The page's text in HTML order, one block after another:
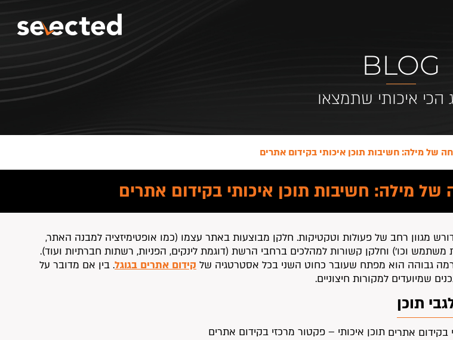
BLOG
הכי איכותי שתמצאו
של מילה: חשיבות תוכן איכותי בקידום אתרים
של מילה: חשיבות תוכן איכותי בקידום אתרים
מגוון רחב של פעולות וטקטיקות. חלקן מבוצעות באתר עצמו (כמו אופטימיזציה למבנה האתר,
משתמש וכו’) וחלקן קשורות למהלכים ברחבי הרשת (דוגמת לינקים, הפניות, רשתות חברתיות ועוד).
גבוהה הוא מפתח שעובר כחוט השני בכל אסטרטגיה של קידום אתרים בגוגל. בין אם מדובר על
שמיועדים למקורות חיצוניים.
תוכן
תוכן איכותי – פקטור מרכזי בקידום אתרים